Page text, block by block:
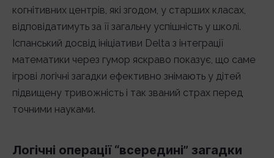
когнітивних центрів, які згодом, у старших класах,
відповідатимуть за її загальну успішність у школі.
Іспанський досвід ініціативи Delta з інтеграції
математики через гумор яскраво показує, що саме
ігрові логічні загадки ефективно знімають у дітей
підвищену тривожність і так званий страх перед
точними науками.
Логічні операції “всередині” загадки